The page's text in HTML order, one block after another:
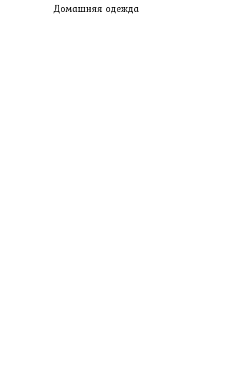
Домашняя одежда